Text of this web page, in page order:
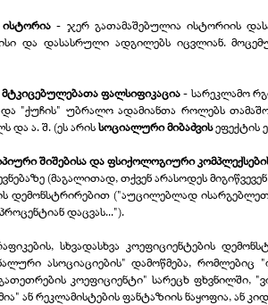
- ჯერ გათამაშებულია ისტორიის
და დასასრული ადგილებს იცვლიან.
ფალსიფიკაცია- სარეკლამო
"ქუჩის" უბრალო ადამიანთა როლებს
და ა. შ. (ეს არისსოციალური მიბაძვისეფექტის
შიშებისა და ფსიქოლოგიური
(მაგალითად, თქვენ არასოდეს
დემონსტრირებით ("აუცილებლად
დაცვას...").
სხვადასხვა კოეფიციენტების
ასოციაციების" დამოწმება,
კოეფიციენტი" სარეცხ ფხვნილში,
ან რეკლამისტების ფანტაზიის ნაყოფია, ან